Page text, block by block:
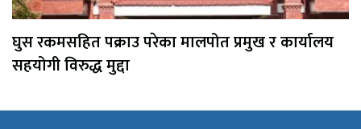
घुस रकमसहित पक्राउ परेका मालपोत प्रमुख र कार्यालय
सहयोगी विरुद्ध मुद्दा